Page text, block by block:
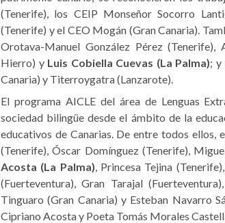
(Tenerife), los CEIP Monseñor Socorro
(Tenerife) y el CEO Mogán (Gran Canaria).
Orotava-Manuel González Pérez
Hierro) y Luis Cobiella Cuevas (La Palma); y
Canaria) y Titerroygatra (Lanzarote).
El programa AICLE del área de Lenguas
sociedad bilingüe desde el ámbito de la
educativos de Canarias. De entre todos ellos,
(Tenerife), Óscar Domínguez (Tenerife),
Acosta (La Palma) , Princesa Tejina
(Fuerteventura), Gran Tarajal
Tinguaro (Gran Canaria) y Esteban Navarro
Cipriano Acosta y Poeta Tomás Morales